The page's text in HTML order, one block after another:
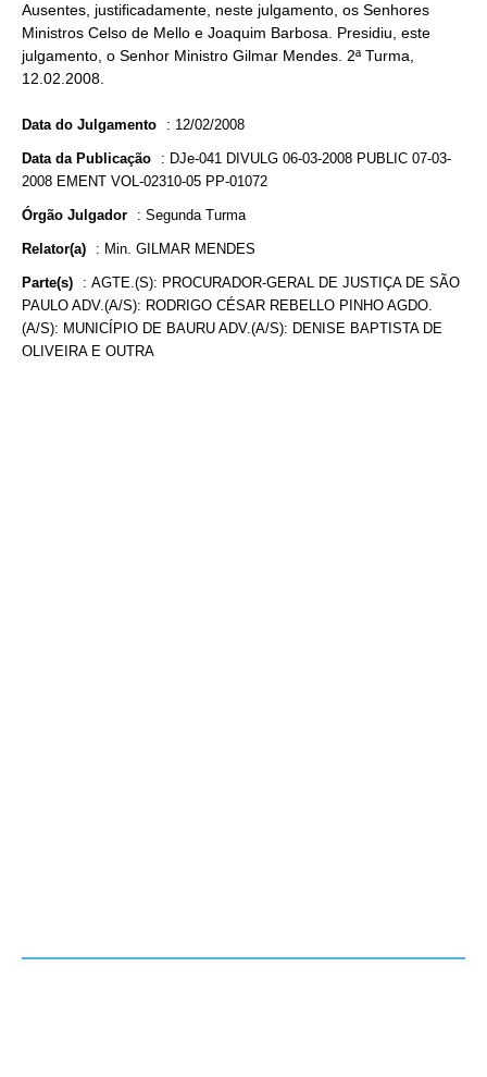
Ausentes, justificadamente, neste julgamento, os Senhores
Ministros Celso de Mello e Joaquim Barbosa. Presidiu, este
julgamento, o Senhor Ministro Gilmar Mendes. 2ª Turma,
12.02.2008.
Data do Julgamento : 12/02/2008
Data da Publicação : DJe-041 DIVULG 06-03-2008 PUBLIC 07-03-
2008 EMENT VOL-02310-05 PP-01072
Órgão Julgador : Segunda Turma
Relator(a) : Min. GILMAR MENDES
Parte(s) : AGTE.(S): PROCURADOR-GERAL DE JUSTIÇA DE SÃO
PAULO ADV.(A/S): RODRIGO CÉSAR REBELLO PINHO AGDO.
(A/S): MUNICÍPIO DE BAURU ADV.(A/S): DENISE BAPTISTA DE
OLIVEIRA E OUTRA